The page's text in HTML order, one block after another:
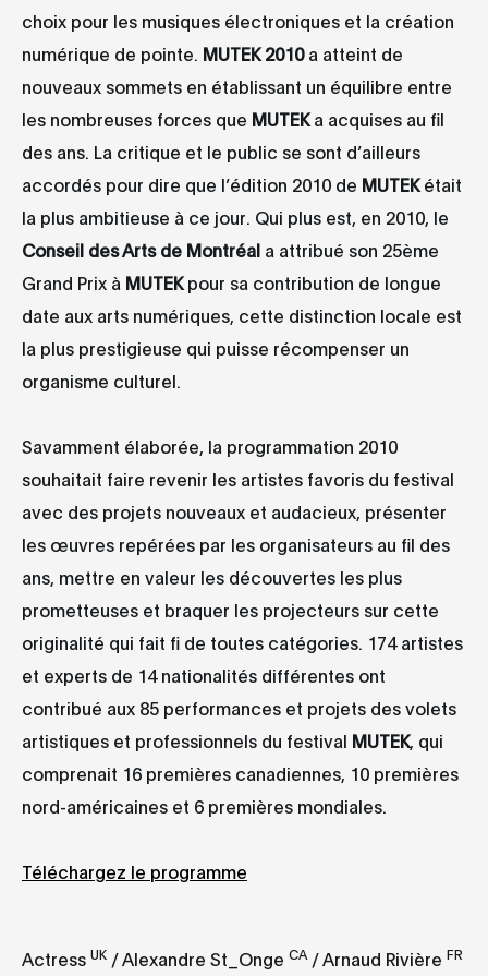
choix pour les musiques électroniques et la création
numérique de pointe. MUTEK 2010a atteint de
nouveaux sommets en établissant un équilibre entre
les nombreuses forces que MUTEKa acquises au fil
des ans. La critique et le public se sont d’ailleurs
accordés pour dire que l’édition 2010 de MUTEKétait
la plus ambitieuse à ce jour. Qui plus est, en 2010, le
Conseil des Arts de Montréal a attribué son 25ème
Grand Prix à MUTEKpour sa contribution de longue
date aux arts numériques, cette distinction locale est
la plus prestigieuse qui puisse récompenser un
organisme culturel.
Savamment élaborée, la programmation 2010
souhaitait faire revenir les artistes favoris du festival
avec des projets nouveaux et audacieux, présenter
les œuvres repérées par les organisateurs au fil des
ans, mettre en valeur les découvertes les plus
prometteuses et braquer les projecteurs sur cette
originalité qui fait fi de toutes catégories. 174 artistes
et experts de 14 nationalités différentes ont
contribué aux 85 performances et projets des volets
artistiques et professionnels du festival MUTEK, qui
comprenait 16 premières canadiennes, 10 premières
nord-américaines et 6 premières mondiales.
Téléchargez le programme
Actress UK / Alexandre St_Onge CA/ Arnaud Rivière FR